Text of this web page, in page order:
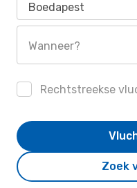
Boedapest
Wanneer?
Rechtstreekse
Zoek